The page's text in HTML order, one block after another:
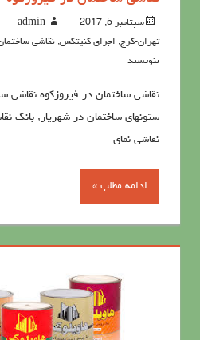
سپتامبر 5, 2017 admin
تهران-کرج, اجرای کنیتکس, نقاشی
بنویسید
نقاشی ساختمان در فیروزکوه نقاشی
ستونهای ساختمان در شهریار, بانک
نقاشی نمای
ادامه مطلب »